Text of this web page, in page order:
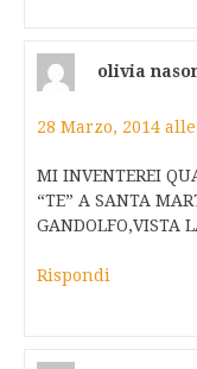
olivia
28 Marzo, 2014
MI INVENTEREI
“TE” A SANTA
GANDOLFO,VISTA
Rispondi